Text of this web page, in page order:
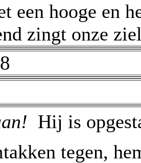
een hooge en
zingt onze
 Hij is
tegen,